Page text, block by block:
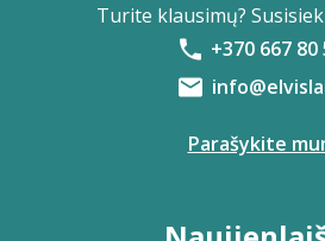
Turite klausimų?
+370 667 80
Parašykite